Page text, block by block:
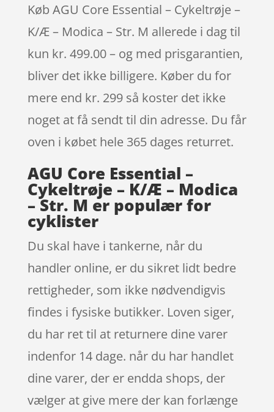
Køb AGU Core Essential – Cykeltrøje –
K/Æ – Modica – Str. M allerede i dag til
kun kr. 499.00 – og med prisgarantien,
bliver det ikke billigere. Køber du for
mere end kr. 299 så koster det ikke
noget at få sendt til din adresse. Du får
oven i købet hele 365 dages returret.
AGU Core Essential –
Cykeltrøje – K/Æ – Modica
– Str. M er populær for
cyklister
Du skal have i tankerne, når du
handler online, er du sikret lidt bedre
rettigheder, som ikke nødvendigvis
findes i fysiske butikker. Loven siger,
du har ret til at returnere dine varer
indenfor 14 dage. når du har handlet
dine varer, der er endda shops, der
vælger at give mere der kan forlænge